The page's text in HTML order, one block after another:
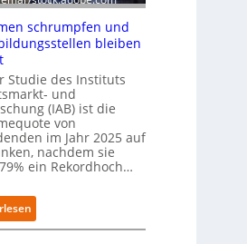
a
f
P
a
t
z
1
s
c
a
f
t
z
e
i
t
s
i
schrumpfen und
bleiben
Studie des Instituts
und
(IAB) ist die
von
im Jahr 2025 auf
nachdem sie
ein Rekordhoch…
:
Ü